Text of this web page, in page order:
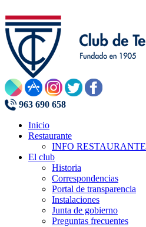
963 690 658
Inicio
Restaurante
INFO RESTAURANTE
El club
Historia
Correspondencias
Portal de transparencia
Instalaciones
Junta de gobierno
Preguntas frecuentes